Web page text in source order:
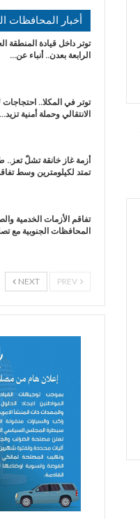
أخبار المحافظات
توتر داخل قيادة المنطقة
الرابعة بعدن.. أنباء عن…
توتر في المكلا.. احتجاجات
الانتقالي وحملة أمنية تزيد…
أزمة غاز خانقة تشلّ تعز..
تمتد لكيلومترين وسط
تفاقم الأزمات الخدمية
المحافظات الجنوبية مع
NEXT